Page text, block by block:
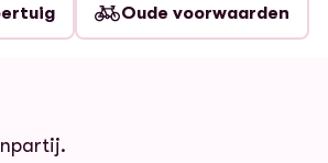
Oude voorwaarden